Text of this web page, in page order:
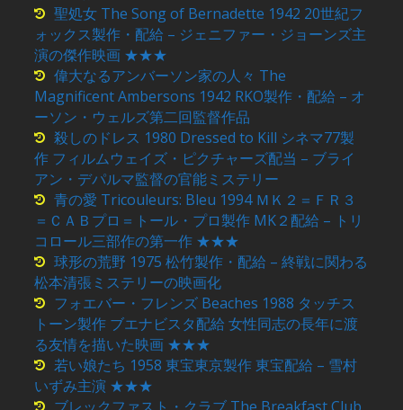
聖処女 The Song of Bernadette 1942 20世紀フ
ォックス製作・配給 – ジェニファー・ジョーンズ主
演の傑作映画 ★★★
偉大なるアンバーソン家の人々 The
Magnificent Ambersons 1942 RKO製作・配給 – オ
ーソン・ウェルズ第二回監督作品
殺しのドレス 1980 Dressed to Kill シネマ77製
作 フィルムウェイズ・ピクチャーズ配当 – ブライ
アン・デパルマ監督の官能ミステリー
青の愛 Tricouleurs: Bleu 1994 ＭＫ２＝ＦＲ３
＝ＣＡＢプロ＝トール・プロ製作 MK２配給 – トリ
コロール三部作の第一作 ★★★
球形の荒野 1975 松竹製作・配給 – 終戦に関わる
松本清張ミステリーの映画化
フォエバー・フレンズ Beaches 1988 タッチス
トーン製作 ブエナビスタ配給 女性同志の長年に渡
る友情を描いた映画 ★★★
若い娘たち 1958 東宝東京製作 東宝配給 – 雪村
いずみ主演 ★★★